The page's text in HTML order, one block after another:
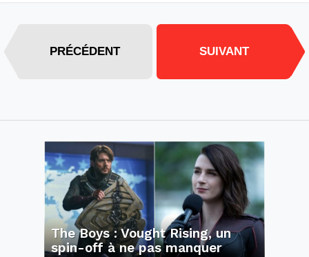
PRÉCÉDENT SUIVANT
The Boys : Vought Rising, un
spin-off à ne pas manquer